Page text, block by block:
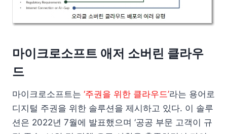
마이크로소프트 애저 소버린 클라우
드
마이크로소프트는 ‘주권을 위한 클라우드’라는 용어로
디지털 주권을 위한 솔루션을 제시하고 있다. 이 솔루
션은 2022년 7월에 발표했으며 ‘공공 부문 고객이 규